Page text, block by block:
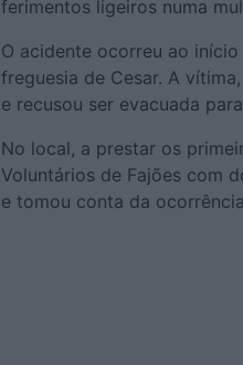
ferimentos ligeiros numa
O acidente ocorreu ao
freguesia de Cesar. A
e recusou ser evacuada
No local, a prestar os
Voluntários de Fajões com
e tomou conta da